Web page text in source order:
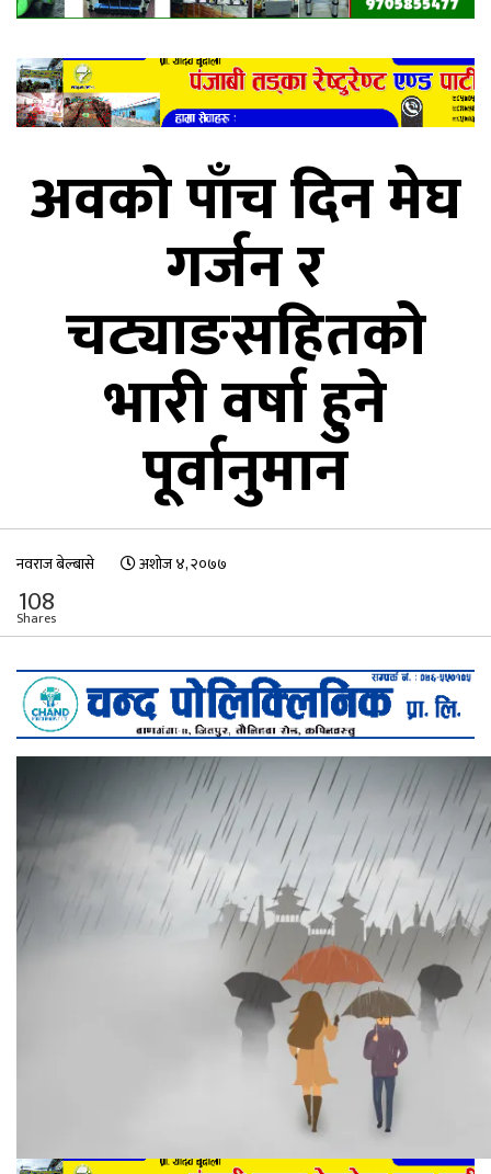
अवको पाँच दिन मेघ
गर्जन र
चट्याङसहितको
भारी वर्षा हुने
पूर्वानुमान
नवराज बेल्बासे अशोज ४, २०७७
108
Shares